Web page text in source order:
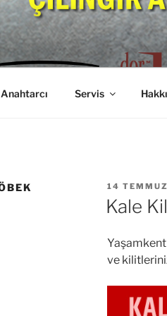
Servis
YAYIM
TARIHI
14
Kale
ve